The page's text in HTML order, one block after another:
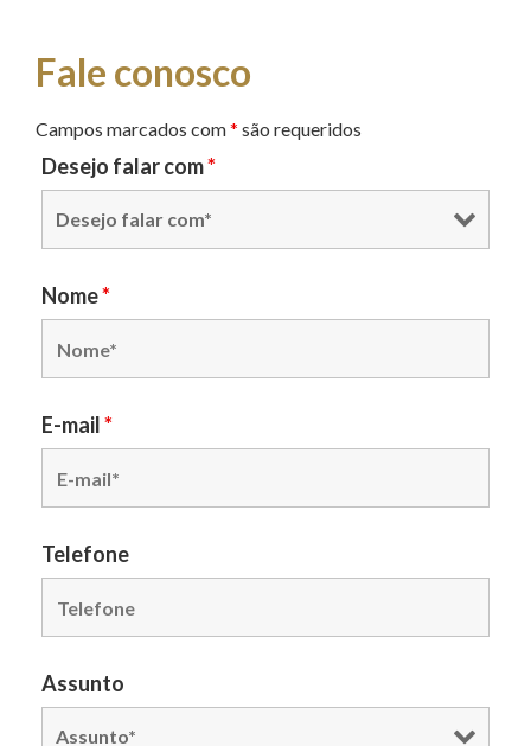
Fale conosco
Campos marcados com* são requeridos
Desejo falar com*
Nome*
E-mail*
Telefone
Assunto